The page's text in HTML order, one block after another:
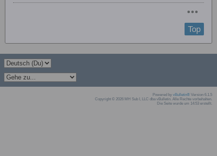
Top
Powered by vBulletin® Version 6.1.5
Copyright © 2026 MH Sub I, LLC dba vBulletin. Alle Rechte vorbehalten.
Die Seite wurde um 14:53 erstellt.